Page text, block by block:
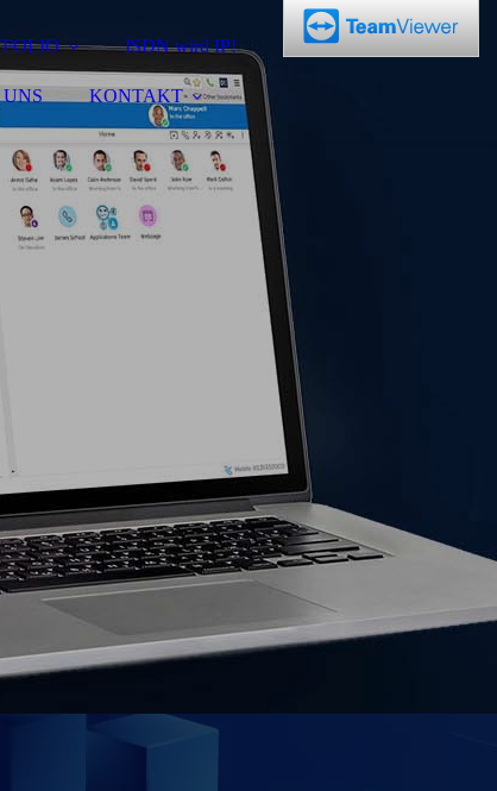
ISDN wird IP!
KONTAKT